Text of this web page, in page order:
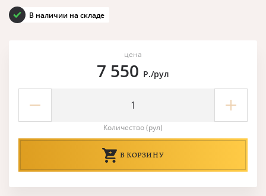
В наличии на складе
цена
7 550 Р./рул
Количество (рул)
В КОРЗИНУ